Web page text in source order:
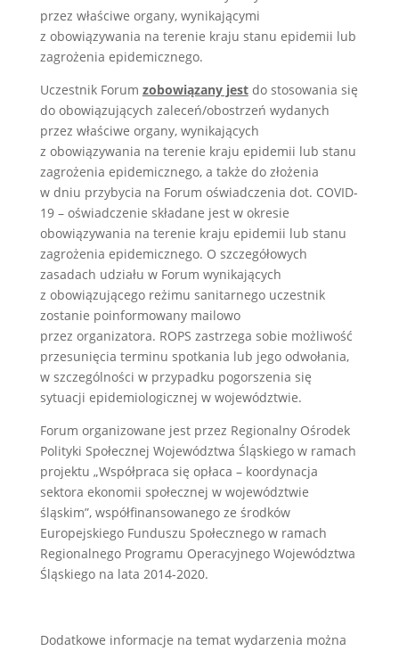
przez właściwe organy, wynikającymi
z obowiązywania na terenie kraju stanu epidemii lub
zagrożenia epidemicznego.
Uczestnik Forum zobowiązany jest do stosowania się
do obowiązujących zaleceń/obostrzeń wydanych
przez właściwe organy, wynikających
z obowiązywania na terenie kraju epidemii lub stanu
zagrożenia epidemicznego, a także do złożenia
w dniu przybycia na Forum oświadczenia dot. COVID-
19 – oświadczenie składane jest w okresie
obowiązywania na terenie kraju epidemii lub stanu
zagrożenia epidemicznego. O szczegółowych
zasadach udziału w Forum wynikających
z obowiązującego reżimu sanitarnego uczestnik
zostanie poinformowany mailowo
przez organizatora. ROPS zastrzega sobie możliwość
przesunięcia terminu spotkania lub jego odwołania,
w szczególności w przypadku pogorszenia się
sytuacji epidemiologicznej w województwie.
Forum organizowane jest przez Regionalny Ośrodek
Polityki Społecznej Województwa Śląskiego w ramach
projektu „Współpraca się opłaca – koordynacja
sektora ekonomii społecznej w województwie
śląskim”, współfinansowanego ze środków
Europejskiego Funduszu Społecznego w ramach
Regionalnego Programu Operacyjnego Województwa
Śląskiego na lata 2014-2020.
Dodatkowe informacje na temat wydarzenia można